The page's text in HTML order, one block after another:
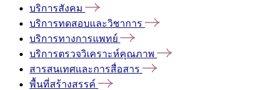
บริการสังคม
บริการทดสอบและวิชาการ
บริการทางการแพทย์
บริการตรวจวิเคราะห์คุณภาพ
สารสนเทศและการสื่อสาร
พื้นที่สร้างสรรค์